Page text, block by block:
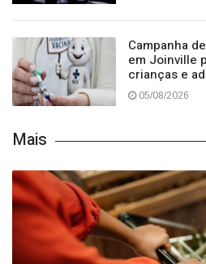
Campanha
em Joinville
crianças e
05/08/2026
Mais